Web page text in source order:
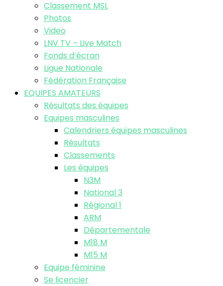
Classement MSL
Photos
Video
LNV TV – Live Match
Fonds d’écran
Ligue Nationale
Fédération Française
EQUIPES AMATEURS
Résultats des équipes
Equipes masculines
Calendriers équipes masculines
Résultats
Classements
Les équipes
N3M
National 3
Régional 1
ARM
Départementale
M18 M
M15 M
Equipe féminine
Se licencier